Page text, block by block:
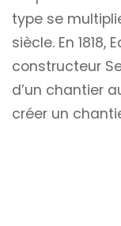
type se
siècle. En 1818,
constructeur
d’un chantier
créer un